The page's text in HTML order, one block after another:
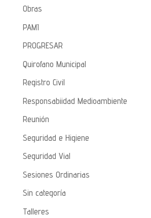
Obras
PAMI
PROGRESAR
Quirofano Municipal
Registro Civil
Responsabiidad Medioambiente
Reunión
Seguridad e Higiene
Seguridad Vial
Sesiones Ordinarias
Sin categoría
Talleres